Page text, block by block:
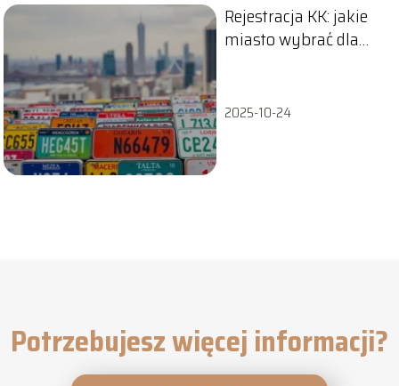
Rejestracja KK: jakie
miasto wybrać dla
2025-10-24
Potrzebujesz więcej informacji?